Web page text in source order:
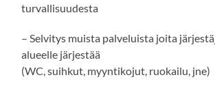
turvallisuudesta
– Selvitys muista palveluista joita
alueelle järjestää
(WC, suihkut, myyntikojut, ruokailu, jne)